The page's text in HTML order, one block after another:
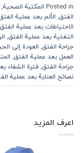
Posted in المكتبة الصحية,
الفتق, الألم بعد عملية
الاحتياطات بعد عملية الفتق
التغذية بعد عملية الفتق,
جراحة الفتق, العودة إلى
العمل بعد عملية الفتق,
جراحة الفتق, فترة الشفاء
نصائح العناية بعد عملية
اعرف المزيد